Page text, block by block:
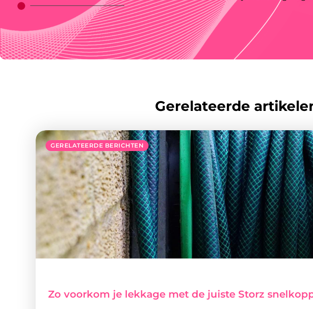
Gerelateerde
GERELATEERDE BERICHTEN
Zo voorkom je lekkage met de juiste Storz